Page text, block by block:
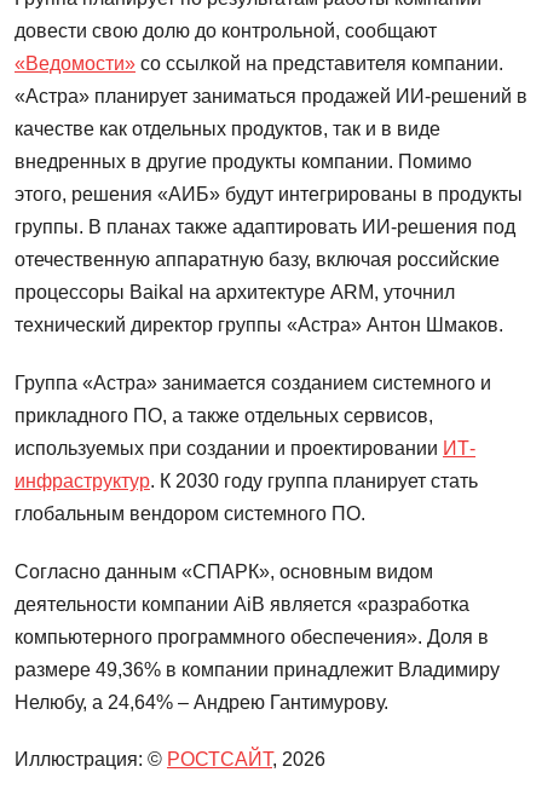
довести свою долю до контрольной, сообщают
«Ведомости» со ссылкой на представителя компании.
«Астра» планирует заниматься продажей ИИ-решений в
качестве как отдельных продуктов, так и в виде
внедренных в другие продукты компании. Помимо
этого, решения «АИБ» будут интегрированы в продукты
группы. В планах также адаптировать ИИ-решения под
отечественную аппаратную базу, включая российские
процессоры Baikal на архитектуре ARM, уточнил
технический директор группы «Астра» Антон Шмаков.
Группа «Астра» занимается созданием системного и
прикладного ПО, а также отдельных сервисов,
используемых при создании и проектировании ИТ-
инфраструктур. К 2030 году группа планирует стать
глобальным вендором системного ПО.
Согласно данным «СПАРК», основным видом
деятельности компании AiB является «разработка
компьютерного программного обеспечения». Доля в
размере 49,36% в компании принадлежит Владимиру
Нелюбу, а 24,64% – Андрею Гантимурову.
Иллюстрация: © РОСТСАЙТ, 2026